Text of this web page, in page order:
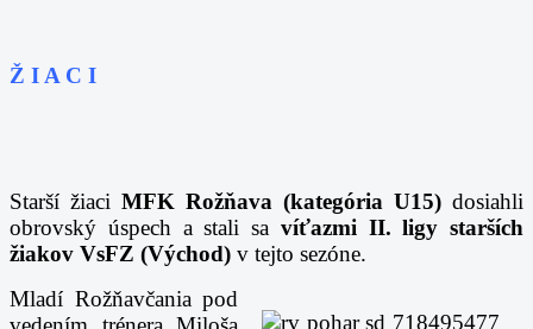
Ž I A C I
Starší žiaci MFK Rožňava (kategória U15) dosiahli
obrovský úspech a stali sa víťazmi II. ligy starších
žiakov VsFZ (Východ) v tejto sezóne.
Mladí Rožňavčania pod